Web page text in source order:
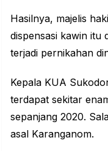
Hasilnya, majelis
dispensasi kawin itu
terjadi pernikahan
Kepala KUA
terdapat sekitar
sepanjang 2020.
asal Karanganom.